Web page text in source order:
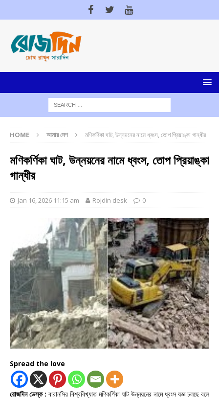
HOME আমার দেশ মণিকর্ণিকা ঘাট, উন্নয়নের নামে ধ্বংস, তোপ প্রিয়াঙ্কা গান্ধীর
মণিকর্ণিকা ঘাট, উন্নয়নের নামে ধ্বংস, তোপ প্রিয়াঙ্কা
গান্ধীর
Jan 16, 2026 11:15 am Rojdin desk 0
Spread the love
রোজদিন ডেস্ক : বারানসির বিশ্ববিখ্যাত মণিকর্ণিকা ঘাট উন্নয়নের নামে ধ্বংস যজ্ঞ চলছে বলে